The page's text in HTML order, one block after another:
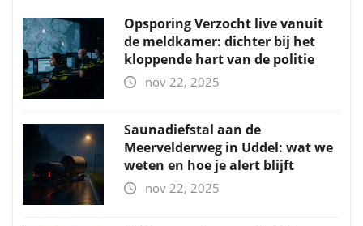
Opsporing Verzocht live vanuit
de meldkamer: dichter bij het
kloppende hart van de politie
nov 22, 2025
Saunadiefstal aan de
Meervelderweg in Uddel: wat we
weten en hoe je alert blijft
nov 22, 2025